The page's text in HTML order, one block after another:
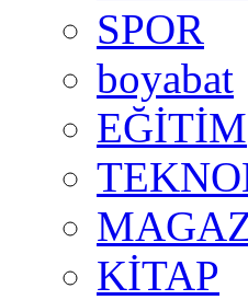
SPOR
boyabat
EĞİTİM
KİTAP